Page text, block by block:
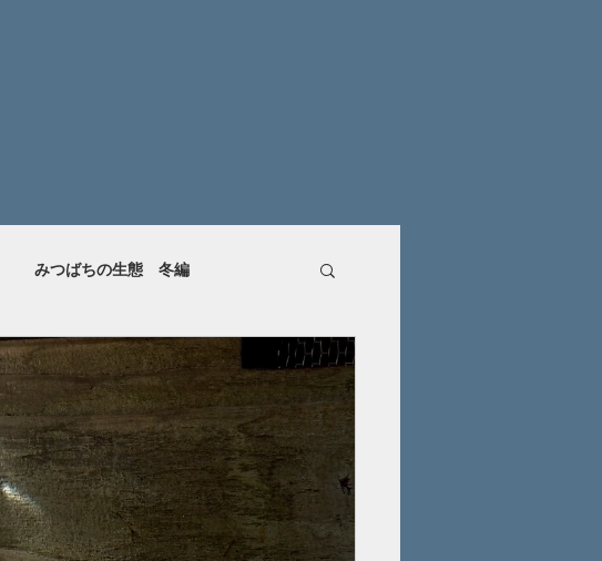
みつばちの生態 冬編